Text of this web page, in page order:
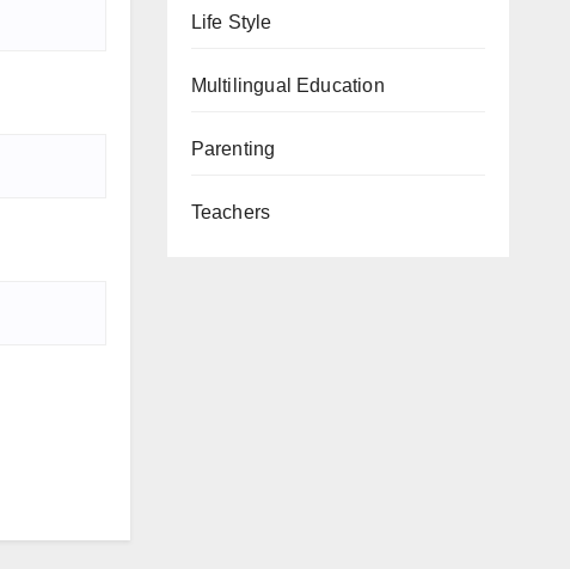
Life Style
Multilingual Education
Parenting
Teachers